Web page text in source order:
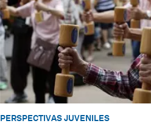
PERSPECTIVAS JUVENILES